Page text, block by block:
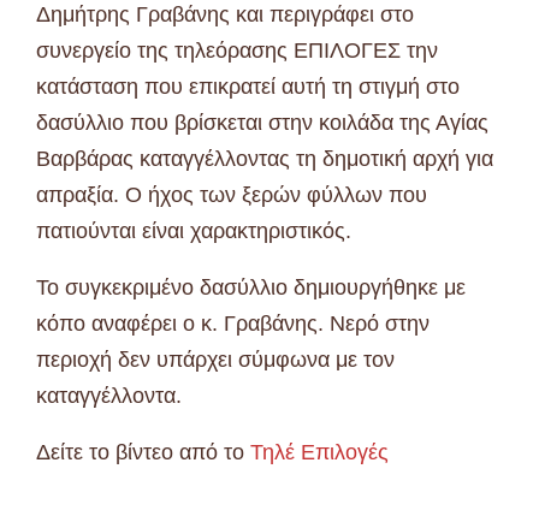
Δημήτρης Γραβάνης και περιγράφει στο
συνεργείο της τηλεόρασης ΕΠΙΛΟΓΕΣ την
κατάσταση που επικρατεί αυτή τη στιγμή στο
δασύλλιο που βρίσκεται στην κοιλάδα της Αγίας
Βαρβάρας καταγγέλλοντας τη δημοτική αρχή για
απραξία. Ο ήχος των ξερών φύλλων που
πατιούνται είναι χαρακτηριστικός.
Το συγκεκριμένο δασύλλιο δημιουργήθηκε με
κόπο αναφέρει ο κ. Γραβάνης. Νερό στην
περιοχή δεν υπάρχει σύμφωνα με τον
καταγγέλλοντα.
Δείτε το βίντεο από το Τηλέ Επιλογές